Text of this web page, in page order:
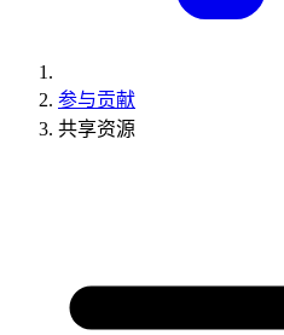
参与贡献
共享资源